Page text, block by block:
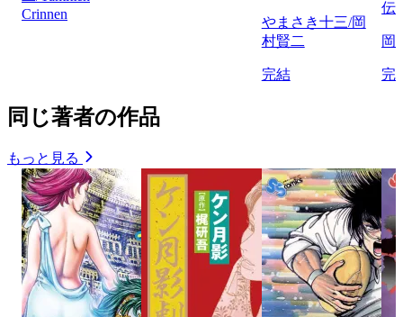
Crinnen
やまさき十三/岡
村賢二
完結
伝
岡
完
同じ著者の作品
もっと見る